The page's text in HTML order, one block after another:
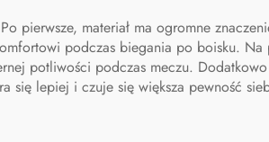
pierwsze, materiał ma ogromne
podczas biegania po boisku.
potliwości podczas meczu.
się lepiej i czuje się większa pewność